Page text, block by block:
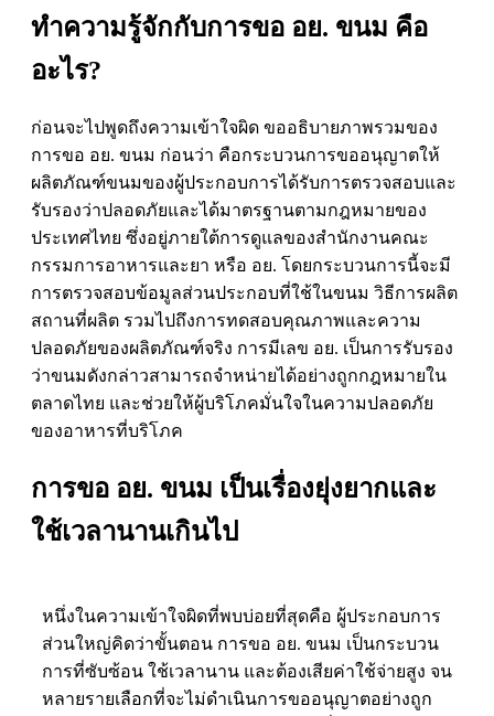
ทำความรู้จักกับการขอ อย. ขนม คือ
อะไร?
ก่อนจะไปพูดถึงความเข้าใจผิด ขออธิบายภาพรวมของ
การขอ อย. ขนม ก่อนว่า คือกระบวนการขออนุญาตให้
ผลิตภัณฑ์ขนมของผู้ประกอบการได้รับการตรวจสอบและ
รับรองว่าปลอดภัยและได้มาตรฐานตามกฎหมายของ
ประเทศไทย ซึ่งอยู่ภายใต้การดูแลของสำนักงานคณะ
กรรมการอาหารและยา หรือ อย. โดยกระบวนการนี้จะมี
การตรวจสอบข้อมูลส่วนประกอบที่ใช้ในขนม วิธีการผลิต
สถานที่ผลิต รวมไปถึงการทดสอบคุณภาพและความ
ปลอดภัยของผลิตภัณฑ์จริง การมีเลข อย. เป็นการรับรอง
ว่าขนมดังกล่าวสามารถจำหน่ายได้อย่างถูกกฎหมายใน
ตลาดไทย และช่วยให้ผู้บริโภคมั่นใจในความปลอดภัย
ของอาหารที่บริโภค
การขอ อย. ขนม เป็นเรื่องยุ่งยากและ
ใช้เวลานานเกินไป
หนึ่งในความเข้าใจผิดที่พบบ่อยที่สุดคือ ผู้ประกอบการ
ส่วนใหญ่คิดว่าขั้นตอน การขอ อย. ขนม เป็นกระบวน
การที่ซับซ้อน ใช้เวลานาน และต้องเสียค่าใช้จ่ายสูง จน
หลายรายเลือกที่จะไม่ดำเนินการขออนุญาตอย่างถูก